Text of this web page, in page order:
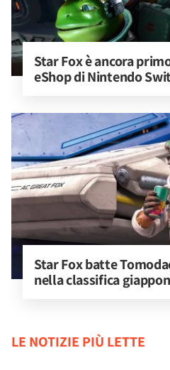
Star Fox è ancora
eShop di Nintendo
Star Fox batte
nella classifica
LE NOTIZIE PIÙ LETTE